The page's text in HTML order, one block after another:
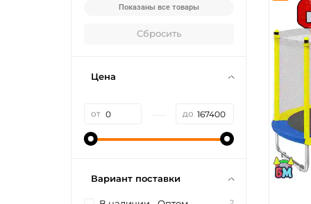
Показаны все товары
Сбросить
Цена
от до
Вариант поставки